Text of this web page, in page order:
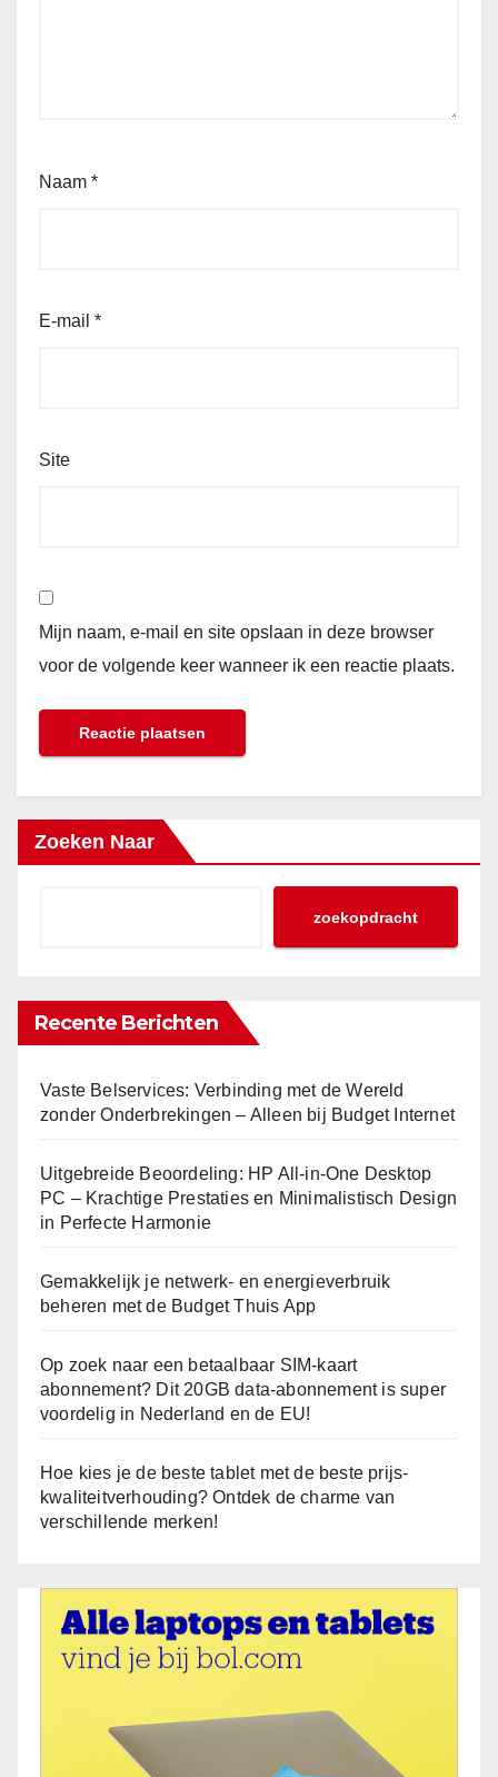
Naam *
E-mail *
Site
Mijn naam, e-mail en site opslaan in deze browser
voor de volgende keer wanneer ik een reactie plaats.
Zoeken Naar
zoekopdracht
Recente Berichten
Vaste Belservices: Verbinding met de Wereld
zonder Onderbrekingen – Alleen bij Budget Internet
Uitgebreide Beoordeling: HP All-in-One Desktop
PC – Krachtige Prestaties en Minimalistisch Design
in Perfecte Harmonie
Gemakkelijk je netwerk- en energieverbruik
beheren met de Budget Thuis App
Op zoek naar een betaalbaar SIM-kaart
abonnement? Dit 20GB data-abonnement is super
voordelig in Nederland en de EU!
Hoe kies je de beste tablet met de beste prijs-
kwaliteitverhouding? Ontdek de charme van
verschillende merken!